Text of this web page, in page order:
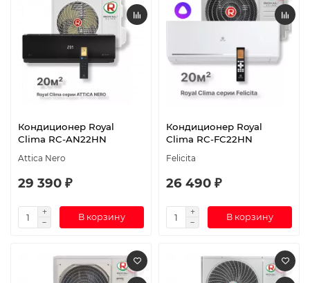
Кондиционер Royal
Clima RC-AN22HN
Attica Nero
29 390 ₽
В корзину
Кондиционер Royal
Clima RC-FC22HN
Felicita
26 490 ₽
В корзину